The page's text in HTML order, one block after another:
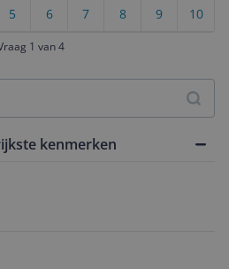
kenmerken
10
9
8
7
6
5
1 van 4